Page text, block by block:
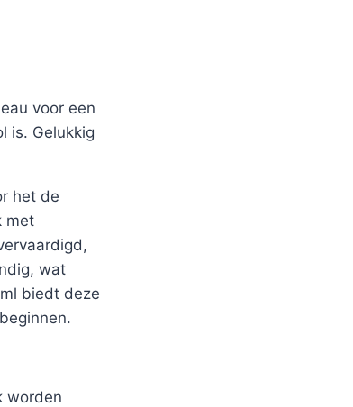
voor een
is. Gelukkig
het de
met
wat
biedt deze
worden